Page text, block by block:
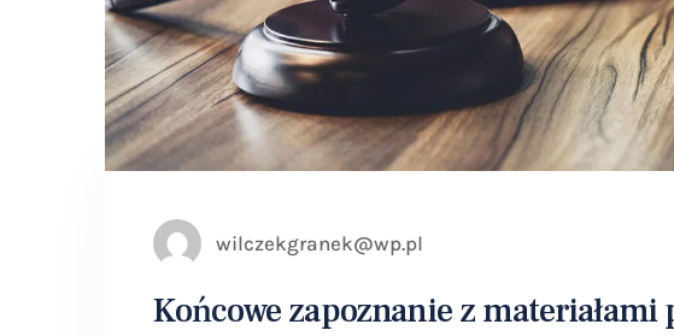
wilczekgranek@wp.pl
Końcowe zapoznanie z materiałami